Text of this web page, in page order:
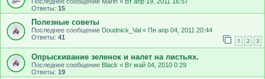
Ответы: 15
Полезные советы
Последнее сообщение Doudnick_Val « Пн апр 04, 2011 20:44
Ответы: 41 1 2 3
Опрыскивание зеленок и налет на листьях.
Последнее сообщение Black « Вт май 04, 2010 0:29
Ответы: 19